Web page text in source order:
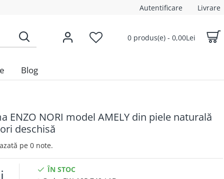
Autentificare Livrare
0 produs(e) - 0,00Lei
Blog
ENZO NORI model AMELY din piele naturală
deschisă
pe 0 note.
ÎN STOC